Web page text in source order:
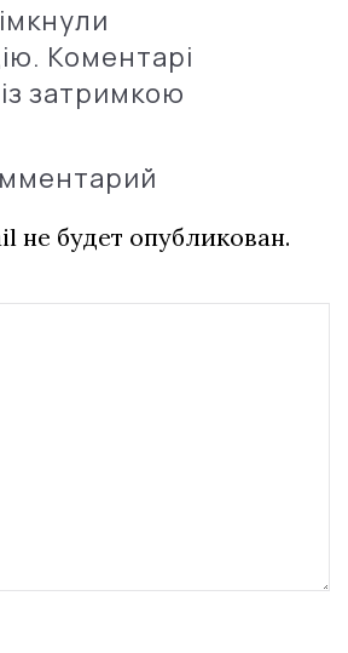
Коментарі
затримкою
не будет опубликован.